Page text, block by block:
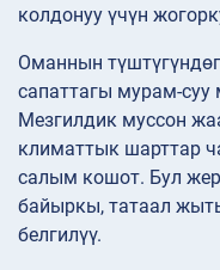
колдонуу үчүн
Оманнын
сапаттагы мурам-суу
Мезгилдик муссон
климаттык шарттар
салым кошот. Бул
байыркы, татаал
белгилүү.